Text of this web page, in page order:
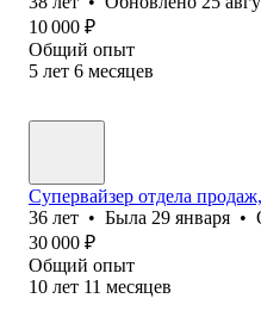
10 000 ₽
Общий опыт
5 лет 6 месяцев
Супервайзер отдела
36 лет • Была 29 января •
30 000 ₽
Общий опыт
10 лет 11 месяцев